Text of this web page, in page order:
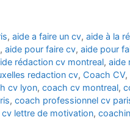
,aide a faire un cv,aide à la
, aide pour faire cv, aide pour
rédaction cv montreal, aide
redaction cv, Coach CV,
cv lyon, coach cv montreal,
, coach professionnel cv
lettre de motivation,